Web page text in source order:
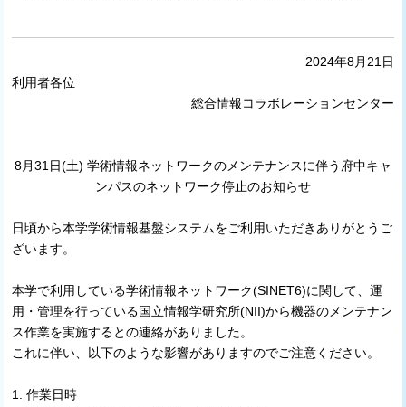
2024年8月21日
利用者各位
総合情報コラボレーションセンター
8月31日(土) 学術情報ネットワークのメンテナンスに伴う府中キャ
ンパスのネットワーク停止のお知らせ
日頃から本学学術情報基盤システムをご利用いただきありがとうご
ざいます。
本学で利用している学術情報ネットワーク(SINET6)に関して、運
用・管理を行っている国立情報学研究所(NII)から機器のメンテナン
ス作業を実施するとの連絡がありました。
これに伴い、以下のような影響がありますのでご注意ください。
1. 作業日時